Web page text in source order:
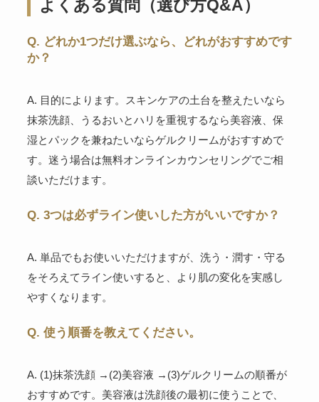
よくある質問（選び方Q&A）
Q. どれか1つだけ選ぶなら、どれがおすすめです
か？
A. 目的によります。スキンケアの土台を整えたいなら
抹茶洗顔、うるおいとハリを重視するなら美容液、保
湿とパックを兼ねたいならゲルクリームがおすすめで
す。迷う場合は無料オンラインカウンセリングでご相
談いただけます。
Q. 3つは必ずライン使いした方がいいですか？
A. 単品でもお使いいただけますが、洗う・潤す・守る
をそろえてライン使いすると、より肌の変化を実感し
やすくなります。
Q. 使う順番を教えてください。
A. (1)抹茶洗顔 →(2)美容液 →(3)ゲルクリームの順番が
おすすめです。美容液は洗顔後の最初に使うことで、